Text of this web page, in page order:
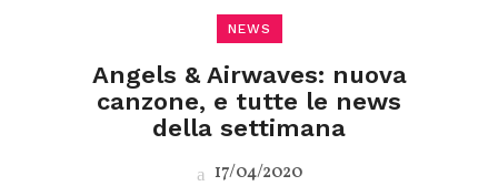
NEWS
Angels & Airwaves: nuova
canzone, e tutte le news
della settimana
17/04/2020